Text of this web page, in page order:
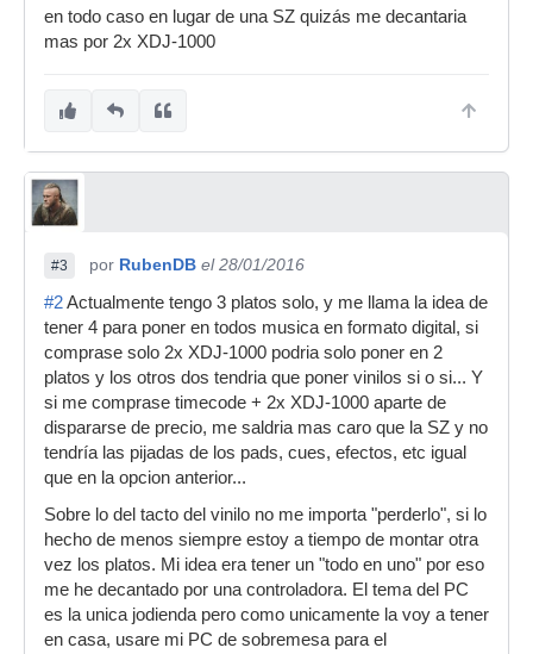
en todo caso en lugar de una SZ quizás me decantaria
mas por 2x XDJ-1000
#3 por RubenDB el 28/01/2016
#2Actualmente tengo 3 platos solo, y me llama la idea de
tener 4 para poner en todos musica en formato digital, si
comprase solo 2x XDJ-1000 podria solo poner en 2
platos y los otros dos tendria que poner vinilos si o si... Y
si me comprase timecode + 2x XDJ-1000 aparte de
dispararse de precio, me saldria mas caro que la SZ y no
tendría las pijadas de los pads, cues, efectos, etc igual
que en la opcion anterior...
Sobre lo del tacto del vinilo no me importa "perderlo", si lo
hecho de menos siempre estoy a tiempo de montar otra
vez los platos. Mi idea era tener un "todo en uno" por eso
me he decantado por una controladora. El tema del PC
es la unica jodienda pero como unicamente la voy a tener
en casa, usare mi PC de sobremesa para el